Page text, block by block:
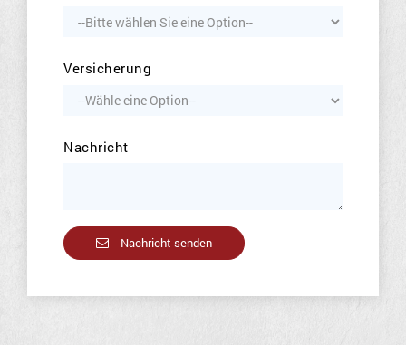
Versicherung
Nachricht
Nachricht senden